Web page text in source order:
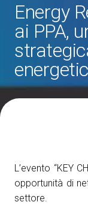
Catalogo
Eventi
Prenota il tuo
Energy
ai PPA,
L’evento “KEY
opportunità di
settore.